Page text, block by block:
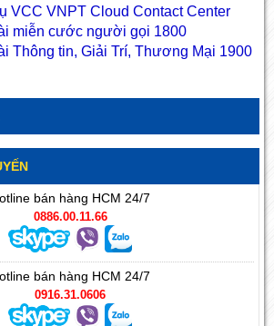
VCC VNPT Cloud Contact Center
miễn cước người gọi 1800
Thông tin, Giải Trí, Thương Mại 1900
bán hàng HCM 24/7
0886.00.11.66
bán hàng HCM 24/7
0916.31.0606